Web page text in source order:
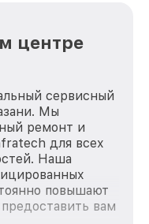
центре
сервисный
Мы
ремонт и
для всех
Наша
повышают
вам